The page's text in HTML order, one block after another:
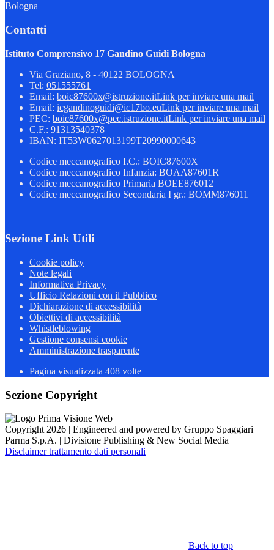
Bologna
Contatti
Istituto Comprensivo 17 Gandino Guidi Bologna
Via Graziano, 8 - 40122 BOLOGNA
Tel: 051555761
Email: boic87600x@istruzione.itLink per inviare una mail
Email: icgandinoguidi@ic17bo.euLink per inviare una mail
PEC: boic87600x@pec.istruzione.itLink per inviare una mail
C.F.: 91313540378
IBAN: IT53W0627013199T20990000643
Codice meccanografico I.C.: BOIC87600X
Codice meccanografico Infanzia: BOAA87601R
Codice meccanografico Primaria BOEE876012
Codice meccanografico Secondaria I gr.: BOMM876011
Sezione Link Utili
Cookie policy
Note legali
Informativa Privacy
Ufficio Relazioni con il Pubblico
Dichiarazione di accessibilità
Obiettivi di accessibilità
Whistleblowing
Gestione consensi cookie
Amministrazione trasparente
Pagina visualizzata 408 volte
Sezione Copyright
Copyright 2026 | Engineered and powered by Gruppo Spaggiari
Parma S.p.A. | Divisione Publishing & New Social Media
Disclaimer trattamento dati personali
Back to top